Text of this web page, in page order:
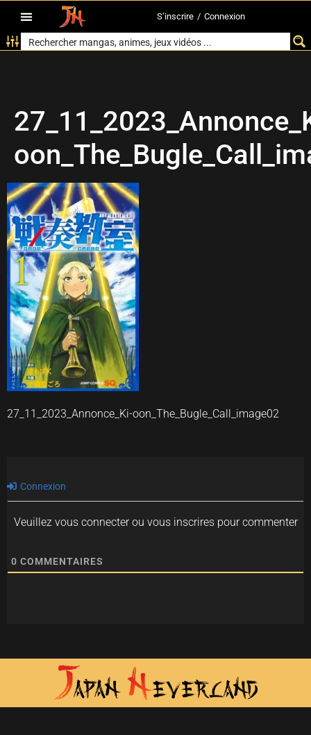
S’inscrire / Connexion
27_11_2023_Annonce_Ki-oon_The_Bugle_Call_image02
Connexion
Veuillez vous connecter ou vous inscrires pour commenter
0 COMMENTAIRES